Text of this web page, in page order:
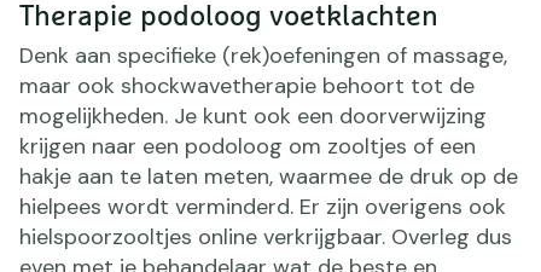
Therapie podoloog voetklachten
Denk aan specifieke (rek)oefeningen of massage,
maar ook shockwavetherapie behoort tot de
mogelijkheden. Je kunt ook een doorverwijzing
krijgen naar een podoloog om zooltjes of een
hakje aan te laten meten, waarmee de druk op de
hielpees wordt verminderd. Er zijn overigens ook
hielspoorzooltjes online verkrijgbaar. Overleg dus